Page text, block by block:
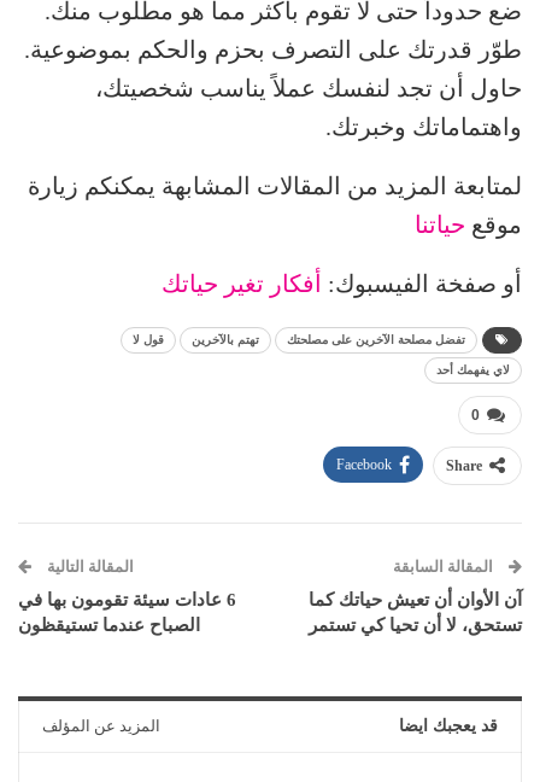
ضع حدوداً حتى لا تقوم بأكثر مما هو مطلوب منك.
طوّر قدرتك على التصرف بحزم والحكم بموضوعية.
حاول أن تجد لنفسك عملاً يناسب شخصيتك،
واهتماماتك وخبرتك.
لمتابعة المزيد من المقالات المشابهة يمكنكم زيارة
موقع حياتنا
أو صفخة الفيسبوك: أفكار تغير حياتك
تفضل مصلحة الآخرين على مصلحتك تهتم بالآخرين قول لا
لاي يفهمك أحد
0
Share
Facebook
المقالة السابقة
آن الأوان أن تعيش حياتك كما
تستحق، لا أن تحيا كي تستمر
المقالة التالية
6 عادات سيئة تقومون بها في
الصباح عندما تستيقظون
قد يعجبك ايضا المزيد عن المؤلف